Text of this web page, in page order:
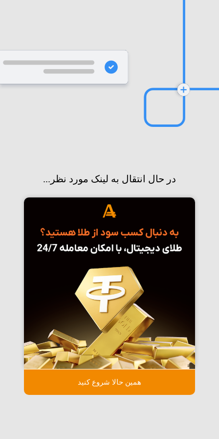
در حال انتقال به لینک مورد نظر...
همین حالا شروع کنید